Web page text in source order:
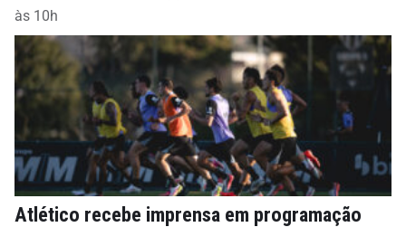
às 10h
Atlético recebe imprensa em programação